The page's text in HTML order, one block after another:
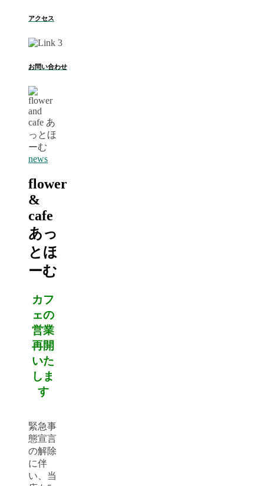
アクセス
お問い合わせ
news
flower
&
cafe
あっ
とほ
ーむ
カフ
ェの
営業
再開
いた
しま
す
緊急事
態宣言
の解除
に伴
い、当